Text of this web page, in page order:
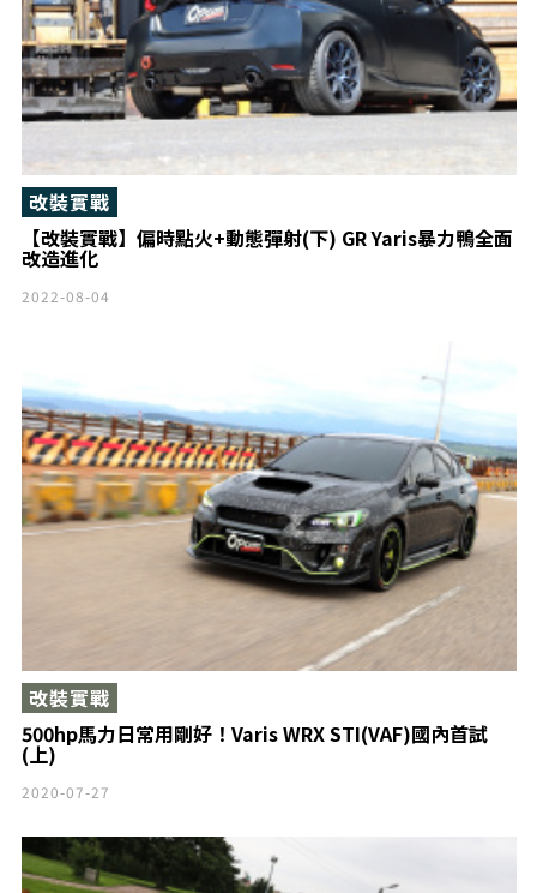
【改裝實戰】偏時點火+動態彈射(下) GR Yaris暴力鴨全面
改造進化
改裝實戰
2022-08-04
500hp馬力日常用剛好！Varis WRX STI(VAF)國內首試
(上)
改裝實戰
2020-07-27